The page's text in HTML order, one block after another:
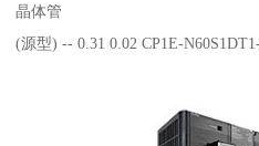
晶体管
(源型) -- 0.31 0.02 CP1E-